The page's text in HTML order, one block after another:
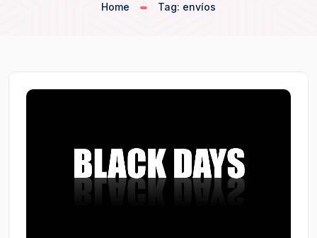
Home Tag: envíos